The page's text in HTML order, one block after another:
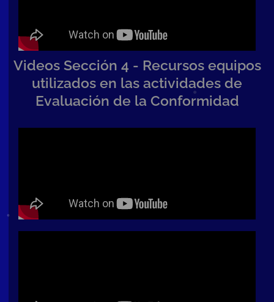
Videos Sección 4 - Recursos equipos
utilizados en las actividades de
Evaluación de la Conformidad